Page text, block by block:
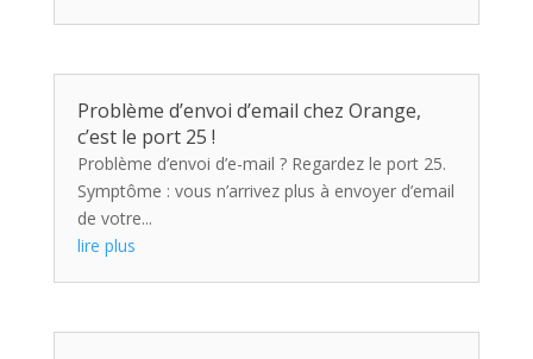
Problème d’envoi d’email chez Orange,
c’est le port 25 !
Problème d’envoi d’e-mail ? Regardez le port 25.
Symptôme : vous n’arrivez plus à envoyer d’email
de votre...
lire plus